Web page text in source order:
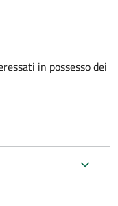
in possesso dei